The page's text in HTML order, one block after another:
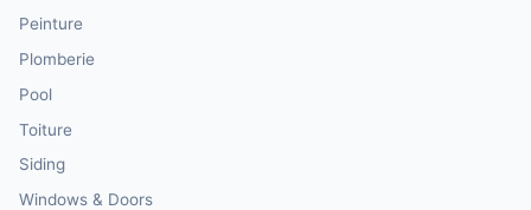
Peinture
Plomberie
Pool
Toiture
Siding
Windows & Doors